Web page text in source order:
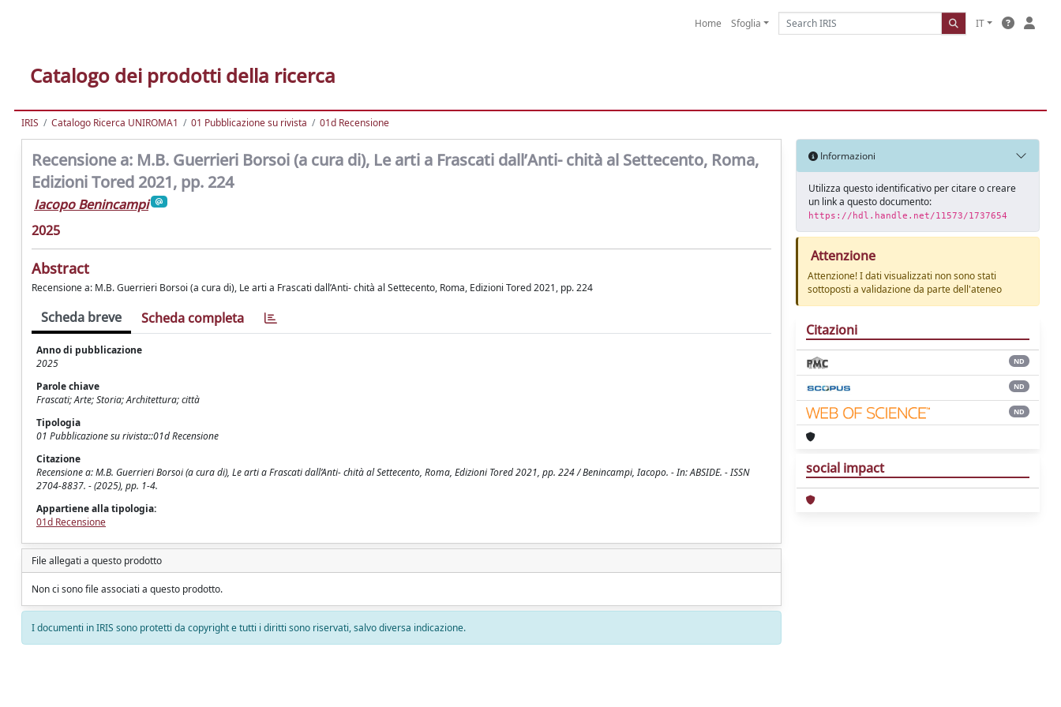
Home Sfoglia IT
Catalogo dei prodotti della ricerca
IRIS Catalogo Ricerca UNIROMA1 01 Pubblicazione su rivista 01d Recensione
Recensione a: M.B. Guerrieri Borsoi (a cura di), Le arti a Frascati dall’Anti- chità al Settecento, Roma,
Edizioni Tored 2021, pp. 224
Iacopo Benincampi
2025
Abstract
Recensione a: M.B. Guerrieri Borsoi (a cura di), Le arti a Frascati dall’Anti- chità al Settecento, Roma, Edizioni Tored 2021, pp. 224
Scheda breve Scheda completa
Anno di pubblicazione
2025
Parole chiave
Frascati; Arte; Storia; Architettura; città
Tipologia
01 Pubblicazione su rivista::01d Recensione
Citazione
Recensione a: M.B. Guerrieri Borsoi (a cura di), Le arti a Frascati dall’Anti- chità al Settecento, Roma, Edizioni Tored 2021, pp. 224 / Benincampi, Iacopo. - In: ABSIDE. - ISSN
2704-8837. - (2025), pp. 1-4.
Appartiene alla tipologia:
01d Recensione
File allegati a questo prodotto
Non ci sono file associati a questo prodotto.
I documenti in IRIS sono protetti da copyright e tutti i diritti sono riservati, salvo diversa indicazione.
Informazioni
Utilizza questo identificativo per citare o creare
un link a questo documento:
https://hdl.handle.net/11573/1737654
Attenzione
Attenzione! I dati visualizzati non sono stati
sottoposti a validazione da parte dell'ateneo
Citazioni
ND
ND
ND
social impact